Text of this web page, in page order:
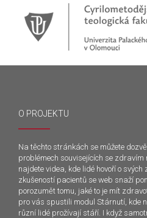
O PROJEKTU
Na těchto stránkách se můžete
problémech souvisejících se zdravím
najdete videa, kde lidé hovoří o svých
zkušeností pacientů se web snaží
porozumět tomu, jaké to je mít
pro vás spustili modul Stárnutí, kde
různí lidé prožívají stáří. I když